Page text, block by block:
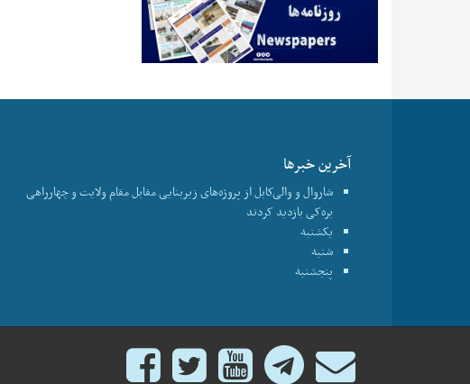
آخرین خبرها
شاروال و والی‌کابل از پروژه‌های زیربنایی مقابل مقام ولایت و چهارراهی
بره‌کی بازدید کردند
یکشنبه
شنبه
پنجشنبه